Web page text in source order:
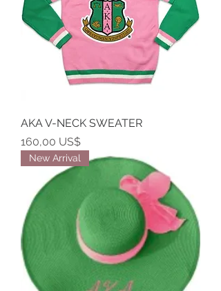
AKA V-NECK SWEATER
Precio
160,00 US$
New Arrival